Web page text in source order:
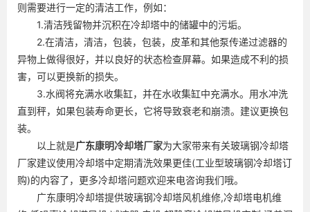
则需要进行一定的清洁工作，例如：
1.清洁残留物并沉积在冷却塔中的储罐中的污垢。
2.在清洁，清洁，包装，包装，皮革和其他泵传递过滤器的
异物上做得很好，并以良好的状态检查屏幕。如果造成不利的损
害，可以更换新的损失。
3.水阀将充满水收集缸，并在水收集缸中充满水。用水冲洗
直到秤，如果包装寿命更长，它将导致衰老和崩溃。建议更换包
装。
以上就是广东康明冷却塔厂家为大家带来有关玻璃钢冷却塔
厂家建议使用冷却塔中定期清洗效果更佳(工业型玻璃钢冷却塔订
购)的内容了，更多冷却塔问题欢迎来电咨询我们哦。
广东康明冷却塔提供玻璃钢冷却塔风机维修,冷却塔电机维